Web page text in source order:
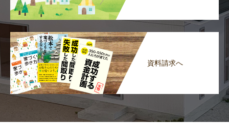
資料請求へ